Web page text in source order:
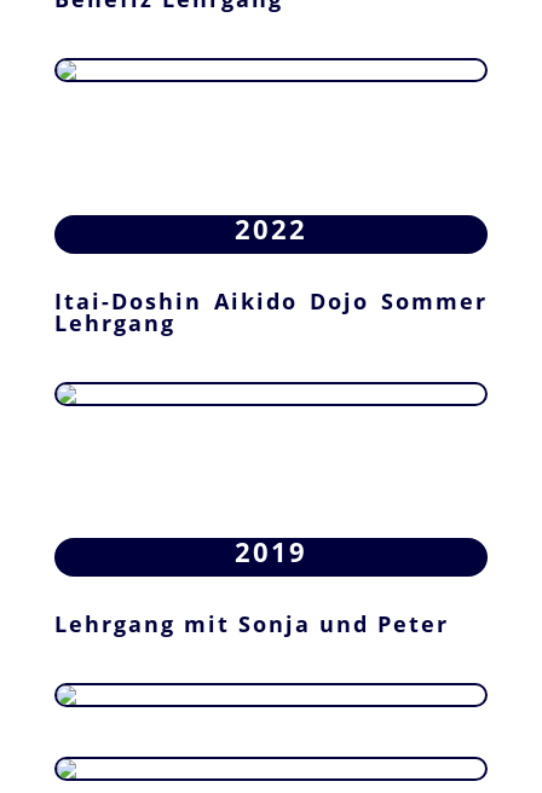
2022
Itai-Doshin Aikido Dojo Sommer
Lehrgang
2019
Lehrgang mit Sonja und Peter